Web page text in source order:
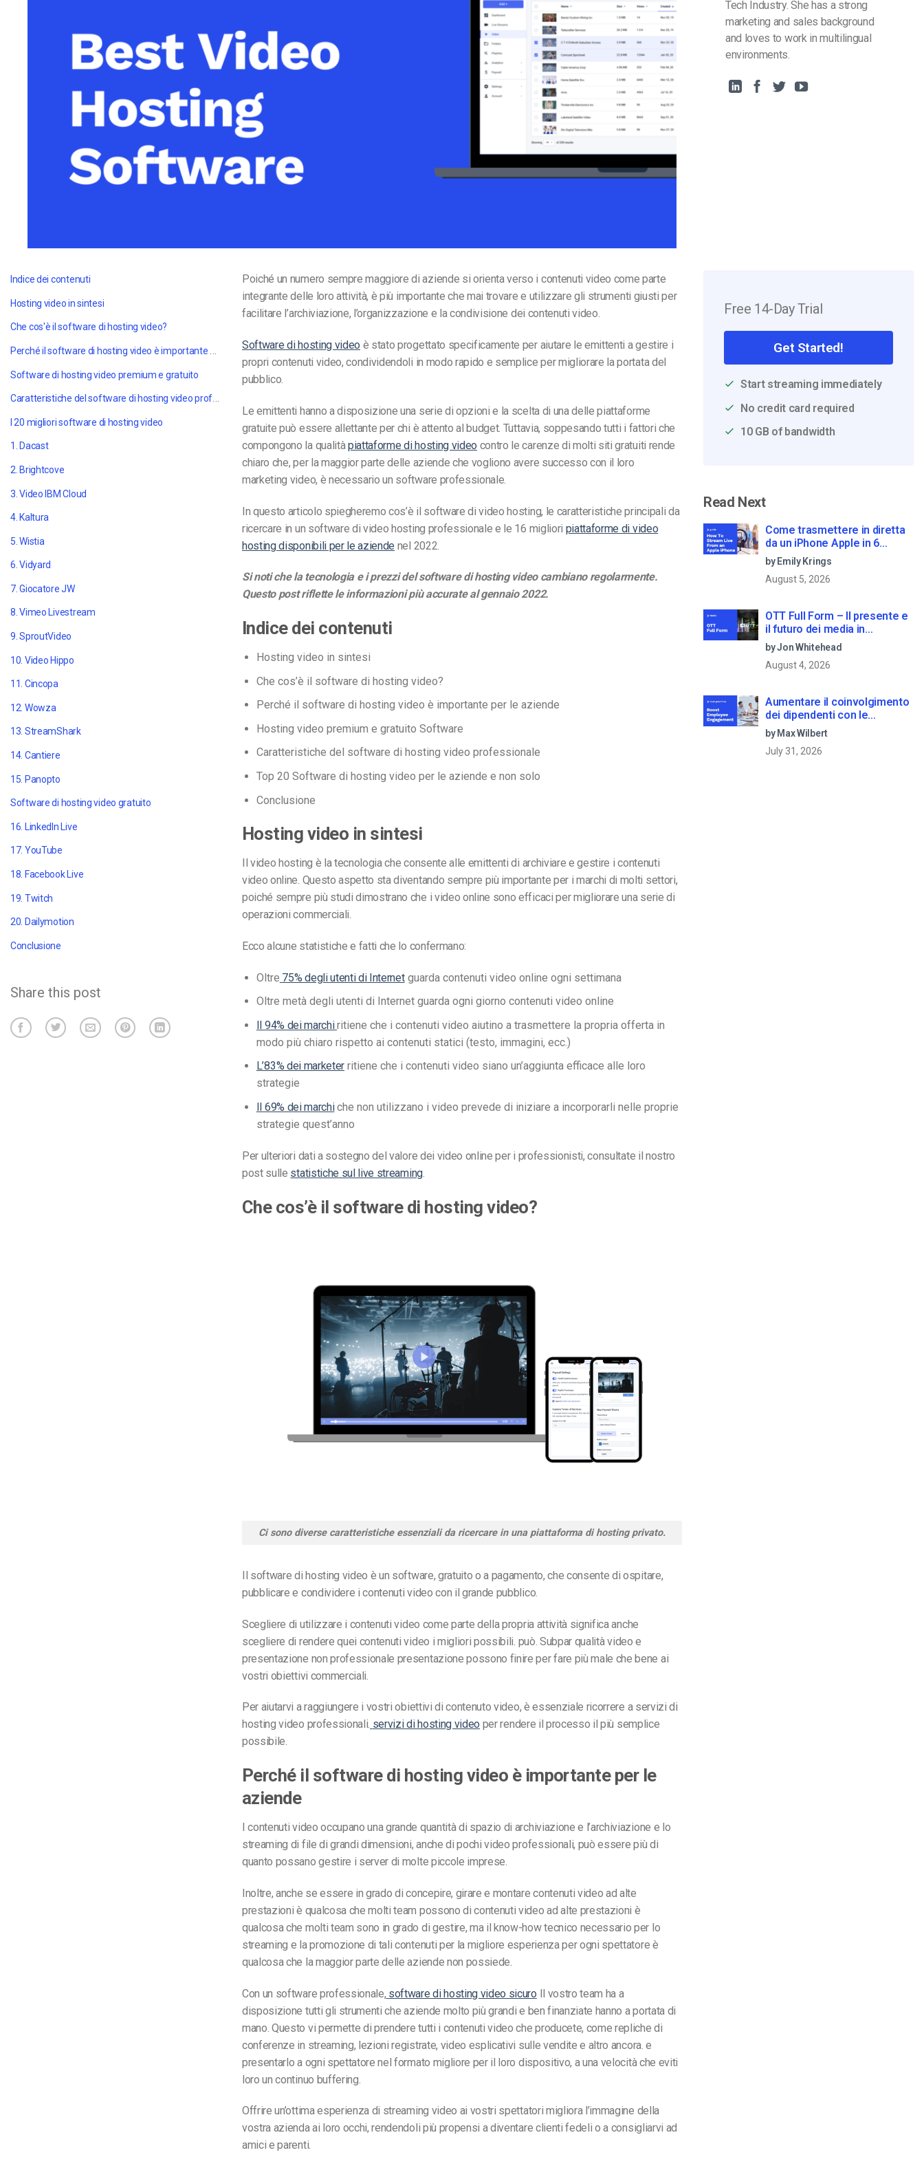
Privacy e Sicurezza
Tech Industry. She has a strong
marketing and sales background
and loves to work in multilingual
environments.
Indice dei contenuti
Hosting video in sintesi
Che cos'è il software di hosting video?
Perché il software di hosting video è importante per le aziende
Software di hosting video premium e gratuito
Caratteristiche del software di hosting video professionale
I 20 migliori software di hosting video
1. Dacast
2. Brightcove
3. Video IBM Cloud
4. Kaltura
5. Wistia
6. Vidyard
7. Giocatore JW
8. Vimeo Livestream
9. SproutVideo
10. Video Hippo
11. Cincopa
12. Wowza
13. StreamShark
14. Cantiere
15. Panopto
Software di hosting video gratuito
16. LinkedIn Live
17. YouTube
18. Facebook Live
19. Twitch
20. Dailymotion
Conclusione
Share this post
Poiché un numero sempre maggiore di aziende si orienta verso i contenuti video come parte
integrante delle loro attività, è più importante che mai trovare e utilizzare gli strumenti giusti per
facilitare l’archiviazione, l’organizzazione e la condivisione dei contenuti video.
Software di hosting video è stato progettato specificamente per aiutare le emittenti a gestire i
propri contenuti video, condividendoli in modo rapido e semplice per migliorare la portata del
pubblico.
Le emittenti hanno a disposizione una serie di opzioni e la scelta di una delle piattaforme
gratuite può essere allettante per chi è attento al budget. Tuttavia, soppesando tutti i fattori che
compongono la qualitàpiattaforme di hosting video contro le carenze di molti siti gratuiti rende
chiaro che, per la maggior parte delle aziende che vogliono avere successo con il loro
marketing video, è necessario un software professionale.
In questo articolo spiegheremo cos’è il software di video hosting, le caratteristiche principali da
ricercare in un software di video hosting professionale e le 16 migliori piattaforme di video
hosting disponibili per le aziende nel 2022.
Si noti che la tecnologia e i prezzi del software di hosting video cambiano regolarmente.
Questo post riflette le informazioni più accurate al gennaio 2022.
Indice dei contenuti
Hosting video in sintesi
Che cos’è il software di hosting video?
Perché il software di hosting video è importante per le aziende
Hosting video premium e gratuito Software
Caratteristiche del software di hosting video professionale
Top 20 Software di hosting video per le aziende e non solo
Conclusione
Hosting video in sintesi
Il video hosting è la tecnologia che consente alle emittenti di archiviare e gestire i contenuti
video online. Questo aspetto sta diventando sempre più importante per i marchi di molti settori,
poiché sempre più studi dimostrano che i video online sono efficaci per migliorare una serie di
operazioni commerciali.
Ecco alcune statistiche e fatti che lo confermano:
Oltre 75% degli utenti di Internetguarda contenuti video online ogni settimana
Oltre metà degli utenti di Internet guarda ogni giorno contenuti video online
Il 94% dei marchiritiene che i contenuti video aiutino a trasmettere la propria offerta in
modo più chiaro rispetto ai contenuti statici (testo, immagini, ecc.)
L’83% dei marketer ritiene che i contenuti video siano un’aggiunta efficace alle loro
strategie
Il 69% dei marchiche non utilizzano i video prevede di iniziare a incorporarli nelle proprie
strategie quest’anno
Per ulteriori dati a sostegno del valore dei video online per i professionisti, consultate il nostro
post sulle statistiche sul live streaming.
Che cos’è il software di hosting video?
Ci sono diverse caratteristiche essenziali da ricercare in una piattaforma di hosting privato.
Il software di hosting video è un software, gratuito o a pagamento, che consente di ospitare,
pubblicare e condividere i contenuti video con il grande pubblico.
Scegliere di utilizzare i contenuti video come parte della propria attività significa anche
scegliere di rendere quei contenuti video i migliori possibili. può. Subpar qualità video e
presentazione non professionale presentazione possono finire per fare più male che bene ai
vostri obiettivi commerciali.
Per aiutarvi a raggiungere i vostri obiettivi di contenuto video, è essenziale ricorrere a servizi di
hosting video professionali. servizi di hosting video per rendere il processo il più semplice
possibile.
Perché il software di hosting video è importante per le
aziende
I contenuti video occupano una grande quantità di spazio di archiviazione e l’archiviazione e lo
streaming di file di grandi dimensioni, anche di pochi video professionali, può essere più di
quanto possano gestire i server di molte piccole imprese.
Inoltre, anche se essere in grado di concepire, girare e montare contenuti video ad alte
prestazioni è qualcosa che molti team possono di contenuti video ad alte prestazioni è
qualcosa che molti team sono in grado di gestire, ma il know-how tecnico necessario per lo
streaming e la promozione di tali contenuti per la migliore esperienza perogni spettatore è
qualcosa che la maggior parte delle aziende non possiede.
Con un software professionale, software di hosting video sicuro Il vostro team ha a
disposizione tutti gli strumenti che aziende molto più grandi e ben finanziate hanno a portata di
mano. Questo vi permette di prendere tutti i contenuti video che producete, come repliche di
conferenze in streaming, lezioni registrate, video esplicativi sulle vendite e altro ancora.e
presentarlo a ogni spettatore nel formato migliore per il loro dispositivo, a una velocità che eviti
loro un continuo buffering.
Offrire un’ottima esperienza di streaming video ai vostri spettatori migliora l’immagine della
vostra azienda ai loro occhi, rendendoli più propensi a diventare clienti fedeli o a consigliarvi ad
amici e parenti.
Free 14-Day Trial
Get Started!
Start streaming immediately
No credit card required
10 GB of bandwidth
Read Next
Come trasmettere in diretta
da un iPhone Apple in 6
semplici passi
by Emily Krings
August 5, 2026
OTT Full Form – Il presente e
il futuro dei media in
streaming
by Jon Whitehead
August 4, 2026
Aumentare il coinvolgimento
dei dipendenti con le
comunicazioni aziendali in
live streaming
by Max Wilbert
July 31, 2026